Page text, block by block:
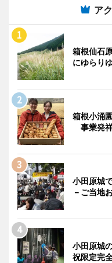
ア
箱根仙石
にゆらり
箱根小涌
事業発
小田原城
－ご当地
小田原城
祝限定完